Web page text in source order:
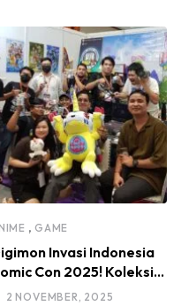
, GAME
Invasi Indonesia
Con 2025! Koleksi
Komunitas DIGI-IN
2 NOVEMBER, 2025